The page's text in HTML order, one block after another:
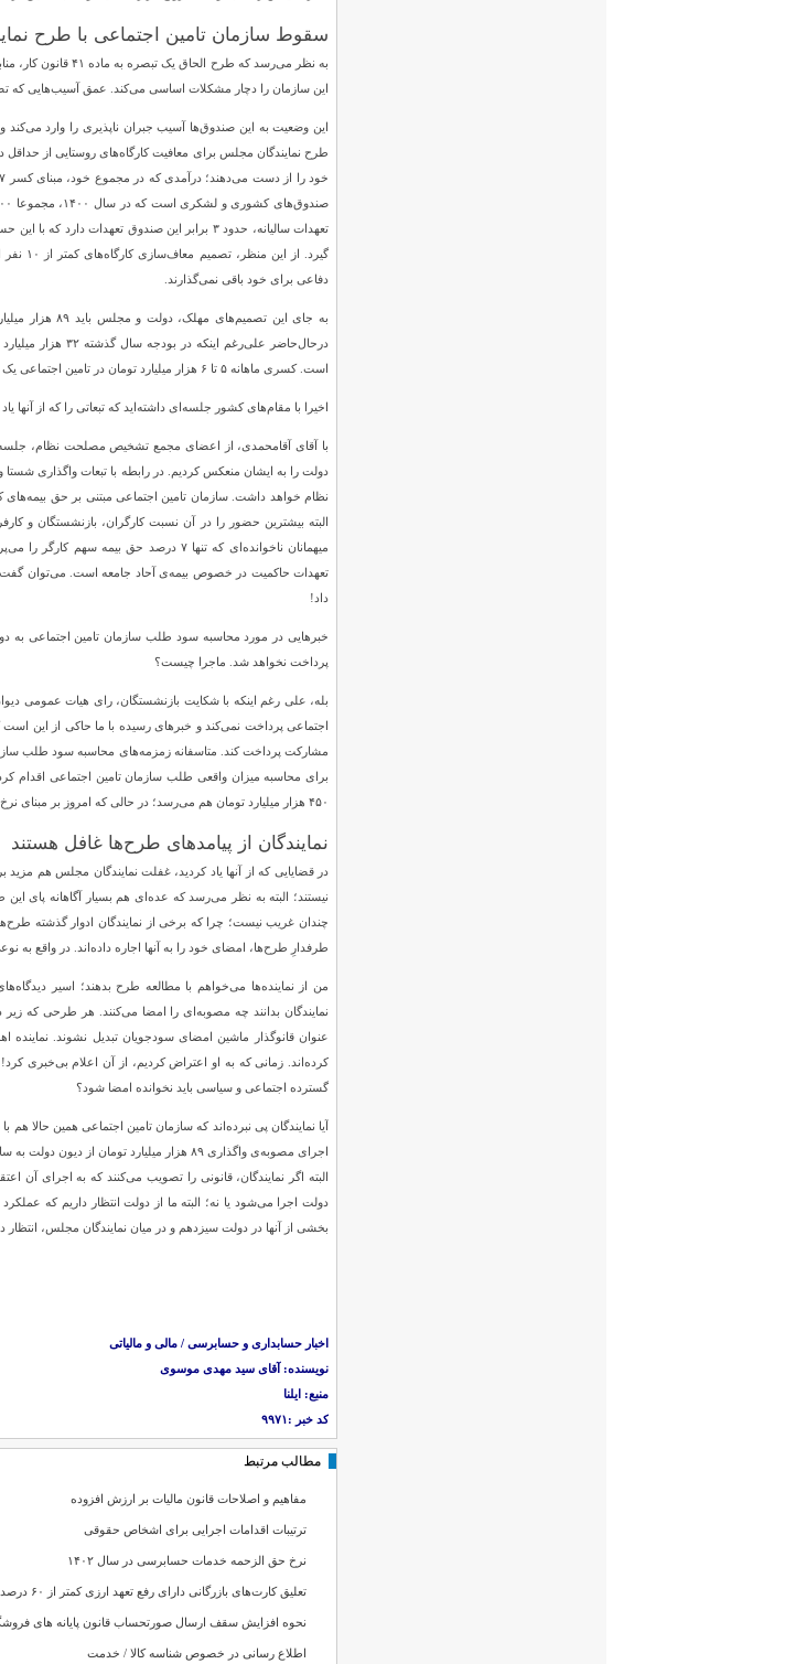
سقوط سازمان تامین اجتماعی با طرح
به نظر می‌رسد که
این سازمان را دچار مشکلات اساسی می‌کند. عمق آسیب‌هایی که
این وضعیت به این صندوق‌ها آسیب جبران ناپذیری را وارد
تعهدات سالیانه، حدود ۳ برابر این صندوق
دفاعی برای خود باقی نمی‌گذارند.
به جای این
درحال‌حاضر
است. کسری ماهانه ۵ تا ۶ هزار میلیارد تومان در تامین اجتماعی یک واقعیت است.
اخیرا با مقام‌های کشور جلسه‌ای داشته‌اید که تبعاتی را که از آنها
با آقای آقامحمدی، از اعضای مجمع تشخیص مصلحت نظام،
دولت را به ایشان منعکس کردیم. در رابطه با تبعات واگذاری شستا
نظام خواهد داشت. سازمان تامین اجتماعی مبتنی بر حق
میهمانان ناخوانده‌ای که تنها ۷ درصد حق
تعهدات حاکمیت در خصوص بیمه‌ی آحاد جامعه است. می‌توان
داد!
خبرهایی در مورد محاسبه سود طلب سازمان تامین اجتماعی
پرداخت نخواهد شد. ماجرا چیست؟
بله، علی رغم اینکه با شکایت بازنشستگان، رای هیات عمومی
اجتماعی پرداخت نمی‌کند و خبرهای رسیده با ما حاکی از این
۴۵۰ هزار میلیارد تومان هم می‌رسد؛ در حالی که امروز بر مبنای نرخ اوراق مشارکت تا ۴۰۰ هزار میلیارد تومان برآورد می‌شود.
نمایندگان از پیامدهای طرح‌ها غافل هستند
در قضایایی که از آنها یاد کردید، غفلت نمایندگان مجلس هم
نیستند؛ البته به نظر می‌رسد که عده‌ای هم بسیار آگاهانه پای
چندان غریب نیست؛ چرا که برخی از نمایندگان ادوار گذشته
طرفدارِ طرح‌ها، امضای خود را به آنها اجاره داده‌اند. در واقع
من از نماینده‌ها می‌خواهم با مطالعه طرح بدهند؛ اسیر
نمایندگان بدانند چه مصوبه‌ای را امضا می‌کنند. هر طرحی که
کرده‌اند. زمانی که به او اعتراض کردیم، از آن اعلام بی‌خبری
گسترده اجتماعی و سیاسی باید نخوانده امضا شود؟
آیا نمایندگان پی نبرده‌اند که سازمان تامین اجتماعی همین
البته اگر نمایندگان، قانونی را تصویب می‌کنند که به اجرای
دولت اجرا می‌شود یا نه؛ البته ما از دولت انتظار داریم که
بخشی از آنها در دولت سیزدهم و در میان نمایندگان مجلس، انتظار
اخبار حسابداری و حسابرسی / مالی و مالیاتی
نویسنده: آقای سید مهدی موسوی
منبع: ایلنا
کد خبر :۹۹۷۱
مطالب مرتبط
مفاهیم و اصلاحات قانون مالیات بر ارزش افزوده
ترتیبات اقدامات اجرایی برای اشخاص حقوقی
نرخ حق‌ الزحمه خدمات حسابرسی در سال ۱۴۰۲
تعلیق کارت‌های بازرگانی دارای رفع تعهد ارزی کمتر از ۶۰ درصد
نحوه افزایش سقف ارسال صورتحساب قانون پایانه های
اطلاع رسانی در خصوص شناسه کالا / خدمت